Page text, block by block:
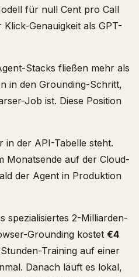
für null Cent pro Call
Genauigkeit als GPT-
Stacks fließen mehr als
in den Grounding-Schritt,
Job ist. Diese Position
in der API-Tabelle steht.
Monatsende auf der Cloud-
der Agent in Produktion
spezialisiertes 2-Milliarden-
Grounding kostet €4
Training auf einer
Danach läuft es lokal,